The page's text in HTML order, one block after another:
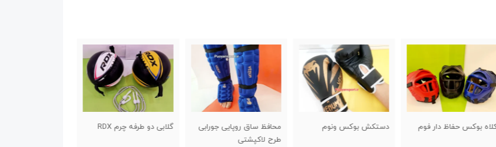
دستکش بوکس ونوم
محافظ ساق روپایی جورابی
گلابی دو طرفه چرم RDX کفش بوکس مدل تگام